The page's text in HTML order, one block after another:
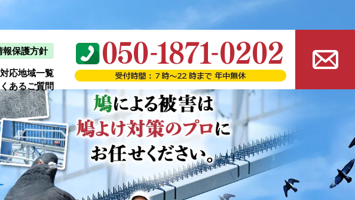
報保護方針
対応地域一覧
あるご質問